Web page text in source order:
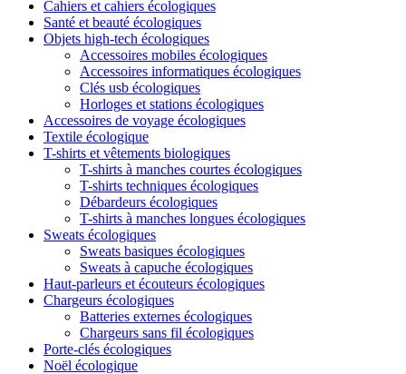
Cahiers et cahiers écologiques
Santé et beauté écologiques
Objets high-tech écologiques
Accessoires mobiles écologiques
Accessoires informatiques écologiques
Clés usb écologiques
Horloges et stations écologiques
Accessoires de voyage écologiques
Textile écologique
T-shirts et vêtements biologiques
T-shirts à manches courtes écologiques
T-shirts techniques écologiques
Débardeurs écologiques
T-shirts à manches longues écologiques
Sweats écologiques
Sweats basiques écologiques
Sweats à capuche écologiques
Haut-parleurs et écouteurs écologiques
Chargeurs écologiques
Batteries externes écologiques
Chargeurs sans fil écologiques
Porte-clés écologiques
Noël écologique